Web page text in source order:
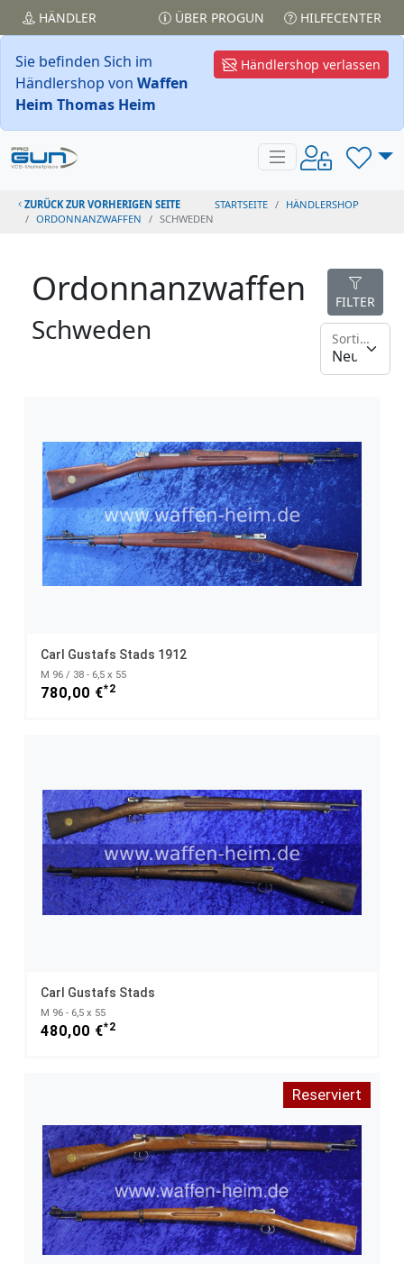
HÄNDLER ÜBER PROGUN HILFECENTER
Händlershop verlassen
Sie befinden Sich im
Händlershop von Waffen
Heim Thomas Heim
ZURÜCK ZUR VORHERIGEN SEITE STARTSEITE
HÄNDLERSHOP
ORDONNANZWAFFEN
SCHWEDEN
Ordonnanzwaffen
Schweden
FILTER
Sortieren nach
Carl Gustafs Stads 1912
M 96 / 38 - 6,5 x 55
780,00 €*2
Carl Gustafs Stads
M 96 - 6,5 x 55
480,00 €*2
Reserviert